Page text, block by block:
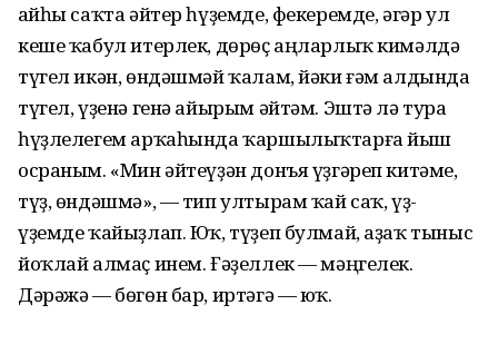
Ҡайһы саҡта әйтер һүҙемде, фекеремде, әгәр ул
кеше ҡабул итерлек, дөрөҫ аңларлыҡ кимәлдә
түгел икән, өндәшмәй ҡалам, йәки ғәм алдында
түгел, үҙенә генә айырым әйтәм. Эштә лә тура
һүҙлелегем арҡаһында ҡаршылыҡтарға йыш
осраным. «Мин әйтеүҙән донъя үҙгәреп китәме,
түҙ, өндәшмә», — тип ултырам ҡай саҡ, үҙ-
үҙемде ҡайыҙлап. Юҡ, түҙеп булмай, аҙаҡ тыныс
йоҡлай алмаҫ инем. Ғәҙеллек — мәңгелек.
Дәрәжә — бөгөн бар, иртәгә — юҡ.